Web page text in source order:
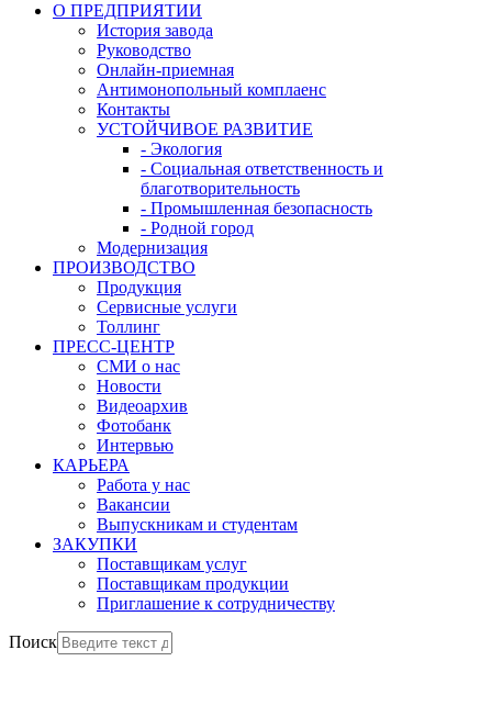
О ПРЕДПРИЯТИИ
История завода
Руководство
Онлайн-приемная
Антимонопольный комплаенс
Контакты
УСТОЙЧИВОЕ РАЗВИТИЕ
- Экология
- Социальная ответственность и
благотворительность
- Промышленная безопасность
- Родной город
Модернизация
ПРОИЗВОДСТВО
Продукция
Сервисные услуги
Толлинг
ПРЕСС-ЦЕНТР
СМИ о нас
Новости
Видеоархив
Фотобанк
Интервью
КАРЬЕРА
Работа у нас
Вакансии
Выпускникам и студентам
ЗАКУПКИ
Поставщикам услуг
Поставщикам продукции
Приглашение к сотрудничеству
Поиск